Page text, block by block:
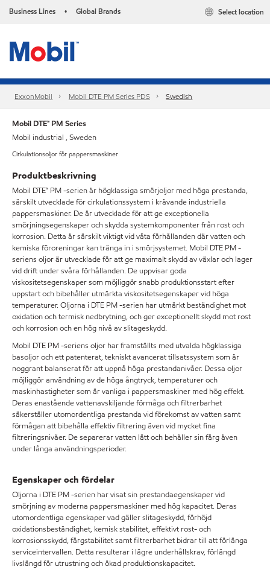
Business Lines • Global Brands Select location
ExxonMobil Mobil DTE PM Series PDS Swedish
Mobil DTE™ PM Series
Mobil industrial , Sweden
Cirkulationsoljor för pappersmaskiner
Produktbeskrivning
Mobil DTE™ PM -serien är högklassiga smörjoljor med höga prestanda,
särskilt utvecklade för cirkulationssystem i krävande industriella
pappersmaskiner. De är utvecklade för att ge exceptionella
smörjningsegenskaper och skydda systemkomponenter från rost och
korrosion. Detta är särskilt viktigt vid våta förhållanden där vatten och
kemiska föroreningar kan tränga in i smörjsystemet. Mobil DTE PM -
seriens oljor är utvecklade för att ge maximalt skydd av växlar och lager
vid drift under svåra förhållanden. De uppvisar goda
viskositetsegenskaper som möjliggör snabb produktionsstart efter
uppstart och bibehåller utmärkta viskositetsegenskaper vid höga
temperaturer. Oljorna i DTE PM -serien har utmärkt beständighet mot
oxidation och termisk nedbrytning, och ger exceptionellt skydd mot rost
och korrosion och en hög nivå av slitageskydd.
Mobil DTE PM -seriens oljor har framställts med utvalda högklassiga
basoljor och ett patenterat, tekniskt avancerat tillsatssystem som är
noggrant balanserat för att uppnå höga prestandanivåer. Dessa oljor
möjliggör användning av de höga ångtryck, temperaturer och
maskinhastigheter som är vanliga i pappersmaskiner med hög effekt.
Deras enastående vattenavskiljande förmåga och filtrerbarhet
säkerställer utomordentliga prestanda vid förekomst av vatten samt
förmågan att bibehålla effektiv filtrering även vid mycket fina
filtreringsnivåer. De separerar vatten lätt och behåller sin färg även
under långa användningsperioder.
Egenskaper och fördelar
Oljorna i DTE PM -serien har visat sin prestandaegenskaper vid
smörjning av moderna pappersmaskiner med hög kapacitet. Deras
utomordentliga egenskaper vad gäller slitageskydd, förhöjd
oxidationsbeständighet, kemisk stabilitet, effektivt rost- och
korrosionsskydd, färgstabilitet samt filtrerbarhet bidrar till att förlänga
serviceintervallen. Detta resulterar i lägre underhållskrav, förlängd
livslängd för utrustning och ökad produktionskapacitet.